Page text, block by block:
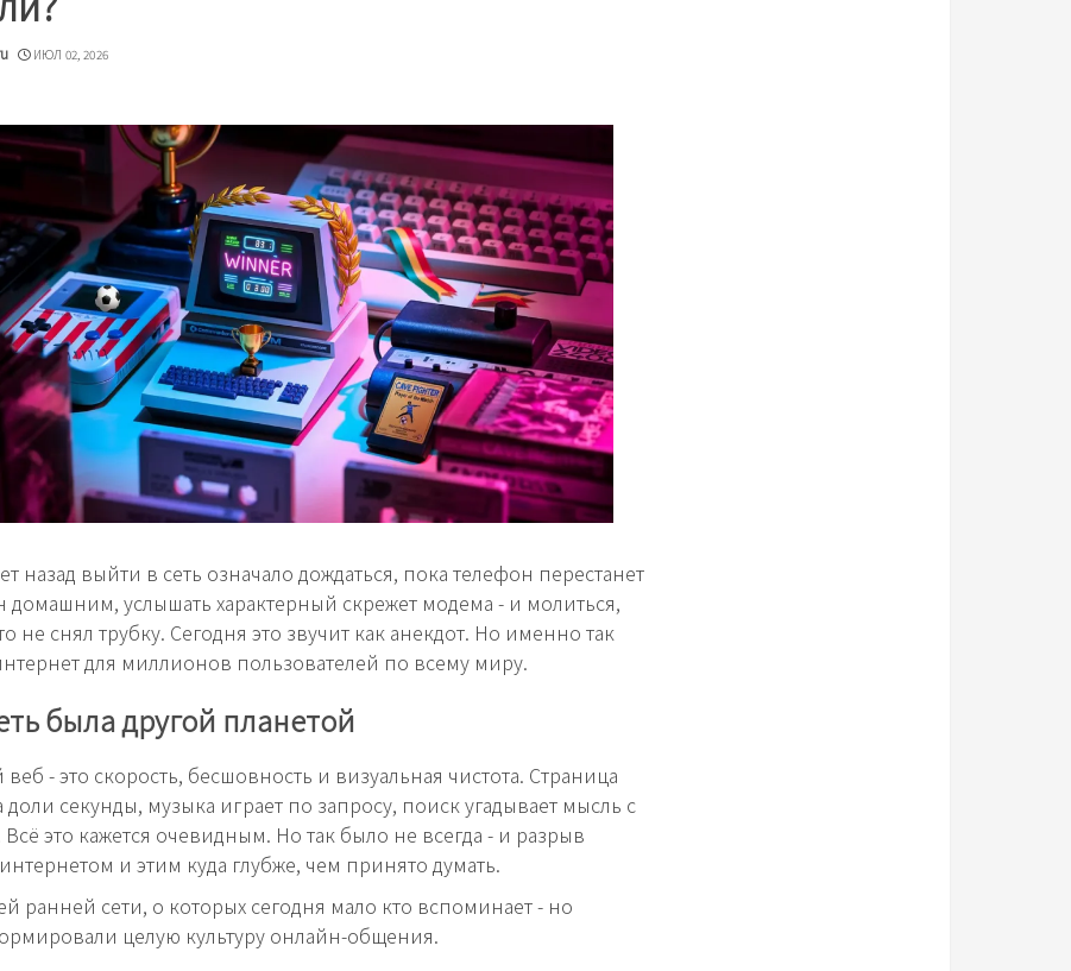
ИЮЛ 02, 2026
назад выйти в сеть означало дождаться, пока телефон перестанет
домашним, услышать характерный скрежет модема - и молиться,
не снял трубку. Сегодня это звучит как анекдот. Но именно так
для миллионов пользователей по всему миру.
была другой планетой
- это скорость, бесшовность и визуальная чистота. Страница
доли секунды, музыка играет по запросу, поиск угадывает мысль с
Всё это кажется очевидным. Но так было не всегда - и разрыв
и этим куда глубже, чем принято думать.
ранней сети, о которых сегодня мало кто вспоминает - но
целую культуру онлайн-общения.